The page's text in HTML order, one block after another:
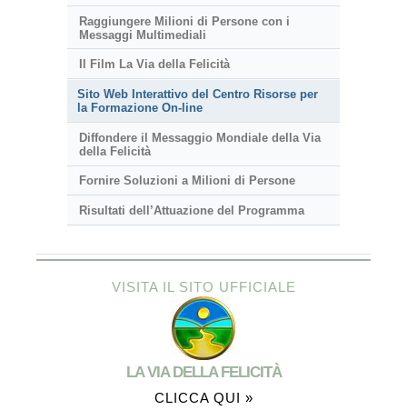
Raggiungere Milioni di Persone con i
Messaggi Multimediali
Il Film La Via della Felicità
Sito Web Interattivo del Centro Risorse per
la Formazione On-line
Diffondere il Messaggio Mondiale della Via
della Felicità
Fornire Soluzioni a Milioni di Persone
Risultati dell’Attuazione del Programma
VISITA IL SITO UFFICIALE
LA VIA DELLA FELICITÀ
CLICCA QUI »